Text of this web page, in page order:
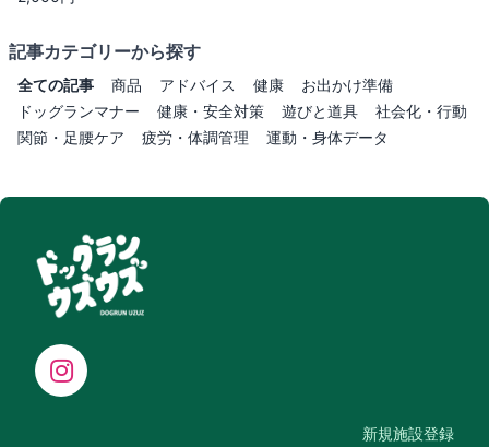
記事カテゴリーから探す
全ての記事 商品 アドバイス 健康
お出かけ準備
ドッグランマナー
健康・安全対策 遊びと道具
社会化・行動
関節・足腰ケア
疲労・体調管理 運動・身体データ
新規施設登録